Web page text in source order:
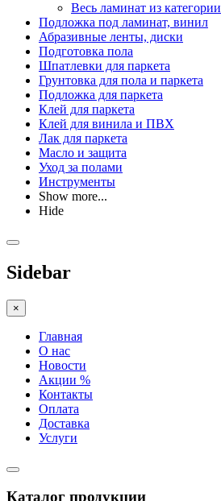
Весь ламинат из категории
Подложка под ламинат, винил
Абразивные ленты, диски
Подготовка пола
Шпатлевки для паркета
Грунтовка для пола и паркета
Подложка для паркета
Клей для паркета
Клей для винила и ПВХ
Лак для паркета
Масло и защита
Уход за полами
Инструменты
Show more...
Hide
Sidebar
×
Главная
О нас
Новости
Акции %
Контакты
Оплата
Доставка
Услуги
Каталог продукции